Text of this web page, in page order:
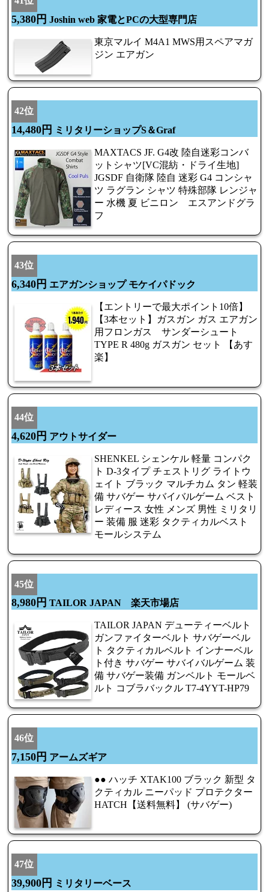
5,380円 Joshin web 家電とPCの大型専門店
東京マルイ M4A1 MWS用スペアマガ
ジン エアガン
42位
14,480円 ミリタリーショップS＆Graf
MAXTACS JF. G4改 陸自迷彩コンバ
ットシャツ[VC混紡・ドライ生地]
JGSDF 自衛隊 陸自 迷彩 G4 コンシャ
ツ ラグラン シャツ 特殊部隊 レンジャ
ー 水機 夏 ビニロン エスアンドグラ
フ
43位
6,340円 エアガンショップ モケイパドック
【エントリーで最大ポイント10倍】
【3本セット】ガスガン ガス エアガン
用フロンガス サンダーシュート
TYPE R 480g ガスガン セット 【あす
楽】
44位
4,620円 アウトサイダー
SHENKEL シェンケル 軽量 コンパク
ト D-3タイプ チェストリグ ライトウ
ェイト ブラック マルチカム タン 軽装
備 サバゲー サバイバルゲーム ベスト
レディース 女性 メンズ 男性 ミリタリ
ー 装備 服 迷彩 タクティカルベスト
モールシステム
45位
8,980円 TAILOR JAPAN 楽天市場店
TAILOR JAPAN デューティーベルト
ガンファイターベルト サバゲーベル
ト タクティカルベルト インナーベル
ト付き サバゲー サバイバルゲーム 装
備 サバゲー装備 ガンベルト モールベ
ルト コブラバックル T7-4YYT-HP79
46位
7,150円 アームズギア
●● ハッチ XTAK100 ブラック 新型 タ
クティカル ニーパッド プロテクター
HATCH【送料無料】 (サバゲー)
47位
39,900円 ミリタリーベース